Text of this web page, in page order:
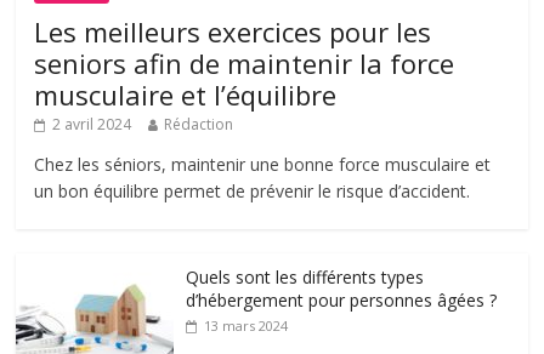
Les meilleurs exercices pour les
seniors afin de maintenir la force
musculaire et l’équilibre
2 avril 2024 Rédaction
Chez les séniors, maintenir une bonne force musculaire et
un bon équilibre permet de prévenir le risque d’accident.
Quels sont les différents types
d’hébergement pour personnes âgées ?
13 mars 2024